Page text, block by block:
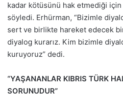
kadar kötüsünü hak etmediği için
söyledi. Erhürman, “Bizimle
sert ve birlikte hareket edecek
diyalog kurarız. Kim bizimle
kuruyoruz” dedi.
“YAŞANANLAR KIBRIS TÜRK
SORUNUDUR”